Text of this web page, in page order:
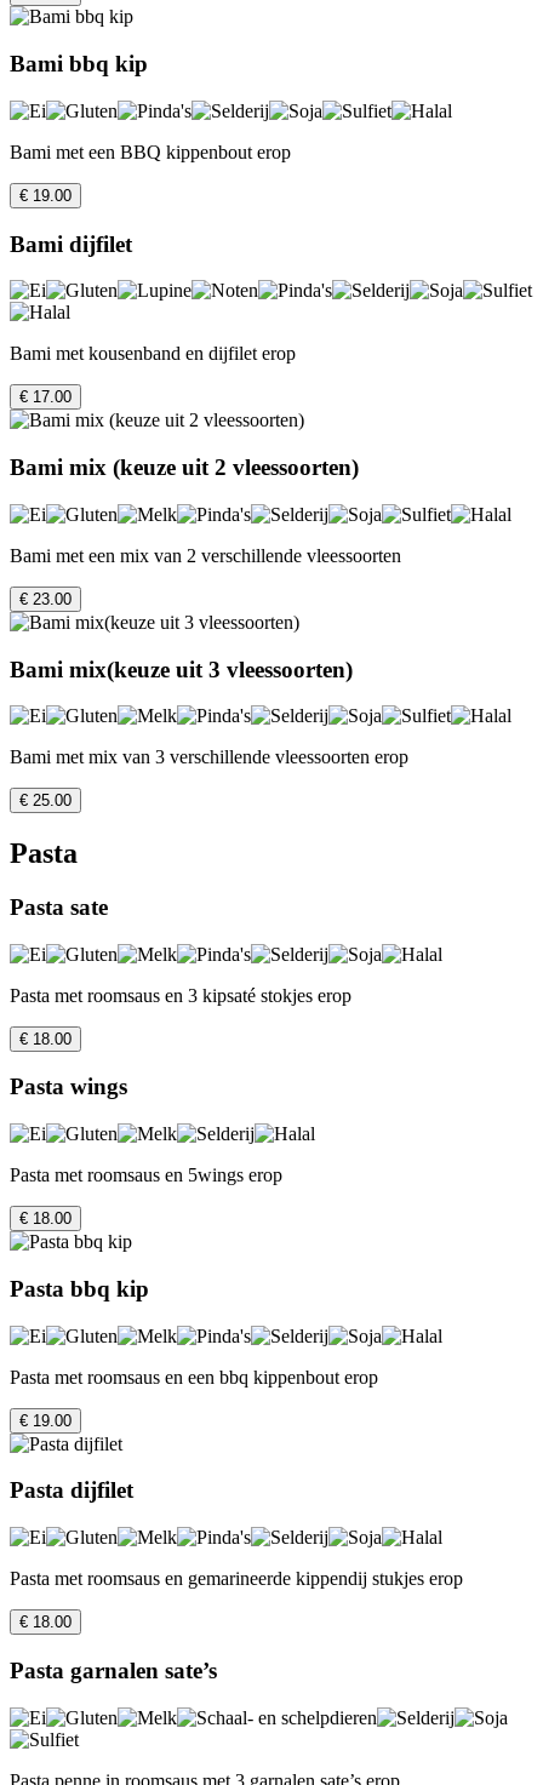
Bami bbq kip
Bami met een BBQ kippenbout erop
€ 19.00
Bami dijfilet
Bami met kousenband en dijfilet erop
€ 17.00
Bami mix (keuze uit 2 vleessoorten)
Bami met een mix van 2 verschillende vleessoorten
€ 23.00
Bami mix(keuze uit 3 vleessoorten)
Bami met mix van 3 verschillende vleessoorten erop
€ 25.00
Pasta
Pasta sate
Pasta met roomsaus en 3 kipsaté stokjes erop
€ 18.00
Pasta wings
Pasta met roomsaus en 5wings erop
€ 18.00
Pasta bbq kip
Pasta met roomsaus en een bbq kippenbout erop
€ 19.00
Pasta dijfilet
Pasta met roomsaus en gemarineerde kippendij stukjes erop
€ 18.00
Pasta garnalen sate’s
Pasta penne in roomsaus met 3 garnalen sate’s erop